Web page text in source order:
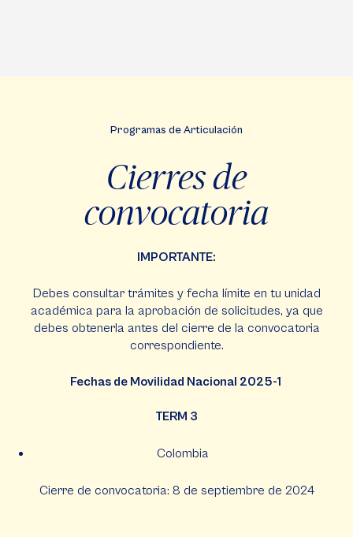
Programas de Articulación
Cierres de
convocatoria
IMPORTANTE:
Debes consultar trámites y fecha límite en tu unidad
académica para la aprobación de solicitudes, ya que
debes obtenerla antes del cierre de la convocatoria
correspondiente.
Fechas de Movilidad Nacional 2025-1
TERM 3
Colombia
Cierre de convocatoria: 8 de septiembre de 2024